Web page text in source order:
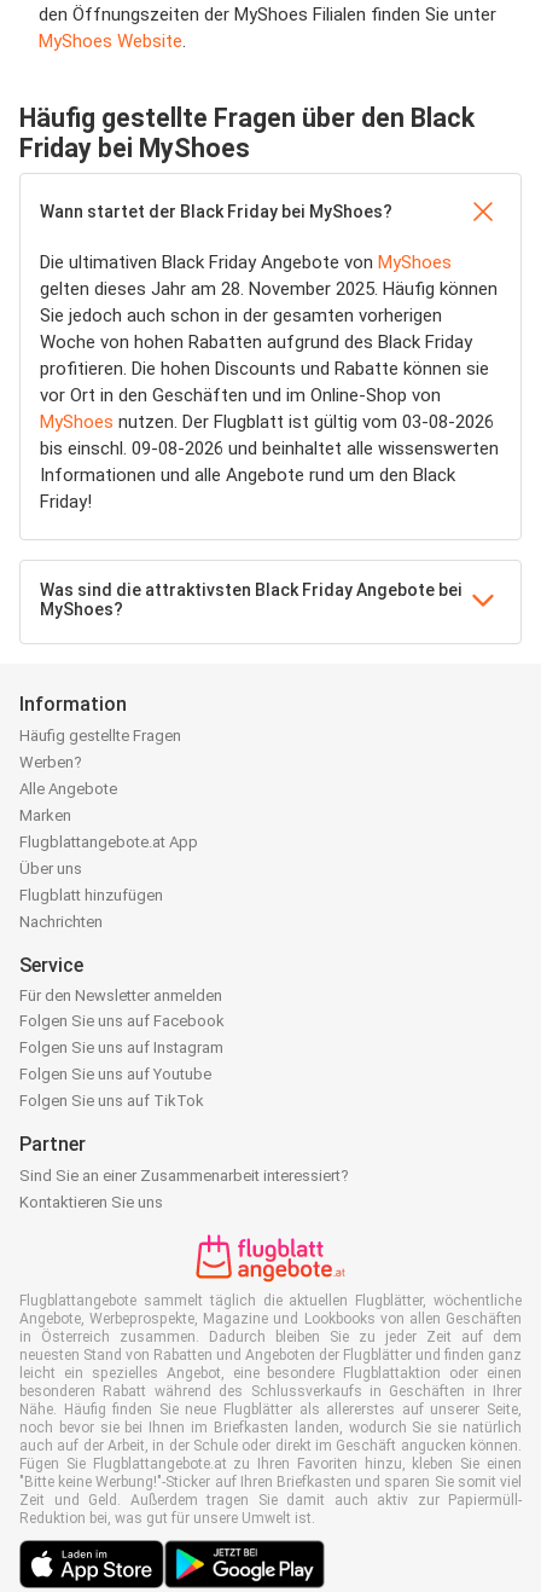
den Öffnungszeiten der MyShoes Filialen finden Sie unter
MyShoes Website.
Häufig gestellte Fragen über den Black
Friday bei MyShoes
Wann startet der Black Friday bei MyShoes?
Die ultimativen Black Friday Angebote von MyShoes
gelten dieses Jahr am 28. November 2025. Häufig können
Sie jedoch auch schon in der gesamten vorherigen
Woche von hohen Rabatten aufgrund des Black Friday
profitieren. Die hohen Discounts und Rabatte können sie
vor Ort in den Geschäften und im Online-Shop von
MyShoes nutzen. Der Flugblatt ist gültig vom 03-08-2026
bis einschl. 09-08-2026 und beinhaltet alle wissenswerten
Informationen und alle Angebote rund um den Black
Friday!
Was sind die attraktivsten Black Friday Angebote bei
MyShoes?
Information
Häufig gestellte Fragen
Werben?
Alle Angebote
Marken
Flugblattangebote.at App
Über uns
Flugblatt hinzufügen
Nachrichten
Service
Für den Newsletter anmelden
Folgen Sie uns auf Facebook
Folgen Sie uns auf Instagram
Folgen Sie uns auf Youtube
Folgen Sie uns auf TikTok
Partner
Sind Sie an einer Zusammenarbeit interessiert?
Kontaktieren Sie uns
Flugblattangebote sammelt täglich die aktuellen Flugblätter, wöchentliche
Angebote, Werbeprospekte, Magazine und Lookbooks von allen Geschäften
in Österreich zusammen. Dadurch bleiben Sie zu jeder Zeit auf dem
neuesten Stand von Rabatten und Angeboten der Flugblätter und finden ganz
leicht ein spezielles Angebot, eine besondere Flugblattaktion oder einen
besonderen Rabatt während des Schlussverkaufs in Geschäften in Ihrer
Nähe. Häufig finden Sie neue Flugblätter als allererstes auf unserer Seite,
noch bevor sie bei Ihnen im Briefkasten landen, wodurch Sie sie natürlich
auch auf der Arbeit, in der Schule oder direkt im Geschäft angucken können.
Fügen Sie Flugblattangebote.at zu Ihren Favoriten hinzu, kleben Sie einen
"Bitte keine Werbung!"-Sticker auf Ihren Briefkasten und sparen Sie somit viel
Zeit und Geld. Außerdem tragen Sie damit auch aktiv zur Papiermüll-
Reduktion bei, was gut für unsere Umwelt ist.